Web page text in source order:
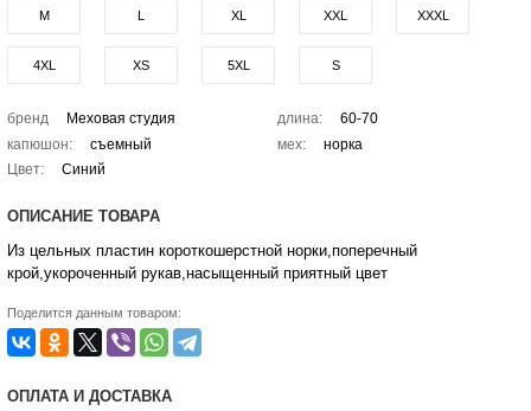
M L XL XXL XXXL
4XL XS 5XL S
бренд Меховая студия длина:
60-70
капюшон:
съемный мех:
норка
Цвет:
Синий
ОПИСАНИЕ ТОВАРА
Из цельных пластин короткошерстной норки,поперечный
крой,укороченный рукав,насыщенный приятный цвет
Поделится данным товаром:
ОПЛАТА И ДОСТАВКА